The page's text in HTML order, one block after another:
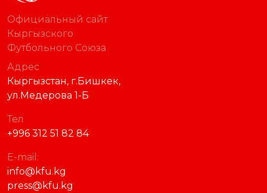
Официальный сайт
Кыргызского
Футбольного Союза
Адрес
Кыргызстан, г.Бишкек,
ул.Медерова 1-Б
Тел
+996 312 51 82 84
E-mail:
info@kfu.kg
press@kfu.kg